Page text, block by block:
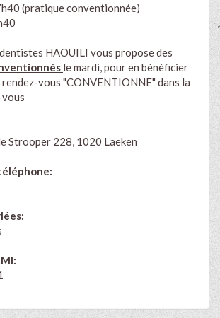
(pratique conventionnée)
HAOUILI vous propose des
le mardi, pour en bénéficier
vous "CONVENTIONNE" dans la
Strooper 228, 1020 Laeken